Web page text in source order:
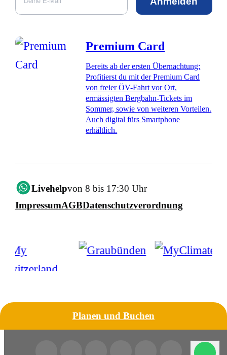
Premium Card
Bereits ab der ersten Übernachtung:
Profitierst du mit der Premium Card
von freier ÖV-Fahrt vor Ort,
ermässigten Bergbahn-Tickets im
Sommer, sowie von weiteren Vorteilen.
Auch digital fürs Smartphone
erhältlich.
Livehelpvon 8 bis 17:30 Uhr
ImpressumAGBDatenschutzverordnung
Planen und Buchen